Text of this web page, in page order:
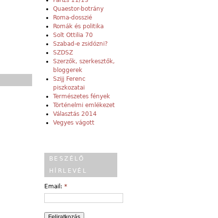
Quaestor-botrány
Roma-dosszié
Romák és politika
Solt Ottilia 70
Szabad-e zsidózni?
SZDSZ
Szerzők, szerkesztők,
bloggerek
Szijj Ferenc
piszkozatai
Természetes fények
Történelmi emlékezet
Választás 2014
Vegyes vágott
BESZÉLŐ
HÍRLEVÉL
Email: *